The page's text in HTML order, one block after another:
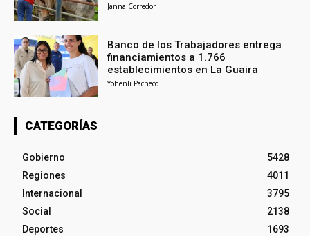
Janna Corredor
Banco de los Trabajadores entrega
financiamientos a 1.766
establecimientos en La Guaira
Yohenli Pacheco
CATEGORÍAS
Gobierno
5428
Regiones
4011
Internacional
3795
Social
2138
Deportes
1693